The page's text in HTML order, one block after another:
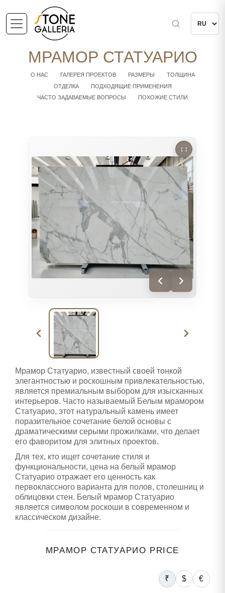
МРАМОР СТАТУАРИО
О НАС ГАЛЕРЕЯ ПРОЕКТОВ РАЗМЕРЫ
ТОЛЩИНА
ОТДЕЛКА
ПОДХОДЯЩИЕ ПРИМЕНЕНИЯ
ЧАСТО ЗАДАВАЕМЫЕ ВОПРОСЫ
ПОХОЖИЕ СТИЛИ
Мрамор Статуарио, известный своей тонкой
элегантностью и роскошным привлекательностью,
является премиальным выбором для изысканных
интерьеров. Часто называемый Белым мрамором
Статуарио, этот натуральный камень имеет
поразительное сочетание белой основы с
драматическими серыми прожилками, что делает
его фаворитом для элитных проектов.
Для тех, кто ищет сочетание стиля и
функциональности, цена на белый мрамор
Статуарио отражает его ценность как
первоклассного варианта для полов, столешниц и
облицовки стен. Белый мрамор Статуарио
является символом роскоши в современном и
классическом дизайне.
МРАМОР СТАТУАРИО PRICE
₹ $ €